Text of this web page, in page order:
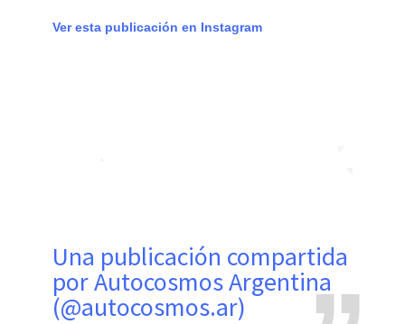
Ver esta publicación en Instagram
Una publicación compartida
por Autocosmos Argentina
(@autocosmos.ar)